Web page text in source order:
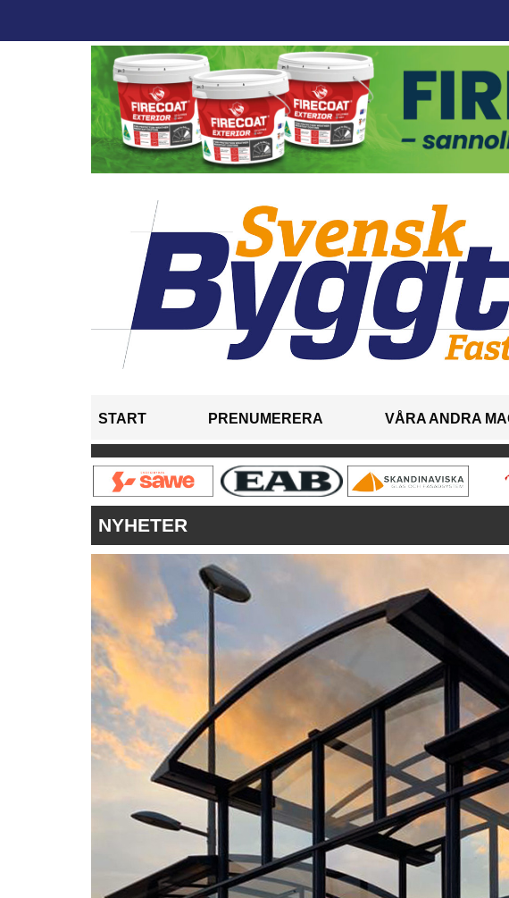
START PRENUMERERA VÅRA ANDRA
NYHETER